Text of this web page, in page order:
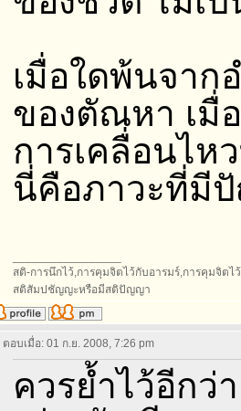
เมื่อใดพ้นจาก
ของตัณหา เมื่
การเคลื่อนไห
นี่คือภาวะที่มี
สติ-การนึกไว้,การคุมจิตไว้กับอารมร์,การคุมจิต
สติสัมปชัญญะหรือมีสติปัญญา
ตอบเมื่อ: 01 ก.ย. 2008, 7:26 pm
ควรย้ำไว้อีกว่